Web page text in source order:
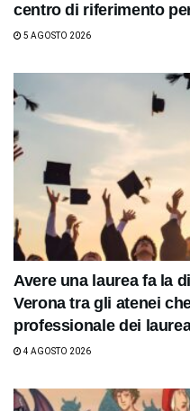
centro di riferimento
5 AGOSTO 2026
Avere una laurea fa la
Verona tra gli atenei
professionale dei
4 AGOSTO 2026